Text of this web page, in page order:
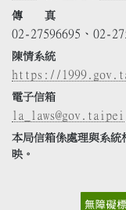
傳 真
02-27596695、02-
陳情系統
https://
電子信箱
la_laws@gov.taipei
本局信箱係處理與系統
映。